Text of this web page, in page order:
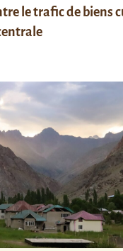
le trafic de biens